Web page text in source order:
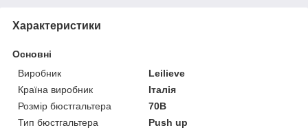
Характеристики
Основні
Виробник
Leilieve
Країна виробник
Італія
Розмір бюстгальтера
70B
Тип бюстгальтера
Push up